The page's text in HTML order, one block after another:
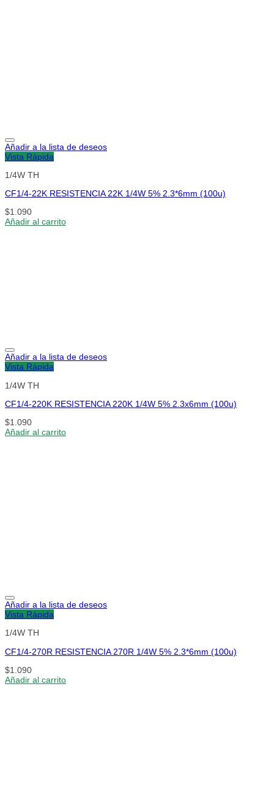
Añadir a la lista de deseos
Vista Rápida
1/4W TH
CF1/4-22K RESISTENCIA 22K 1/4W 5% 2.3*6mm (100u)
$1.090
Añadir al carrito
Añadir a la lista de deseos
Vista Rápida
1/4W TH
CF1/4-220K RESISTENCIA 220K 1/4W 5% 2.3x6mm (100u)
$1.090
Añadir al carrito
Añadir a la lista de deseos
Vista Rápida
1/4W TH
CF1/4-270R RESISTENCIA 270R 1/4W 5% 2.3*6mm (100u)
$1.090
Añadir al carrito